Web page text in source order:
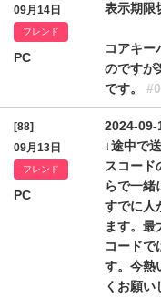
09月14日
フレンド
PC
表示期限
コアキー
のですが
です。
[88]
09月13日
フレンド
PC
2024-
↓途中で
スコード
らで一緒
すでに人
ます。最
コードで
す。今熱
くお願い